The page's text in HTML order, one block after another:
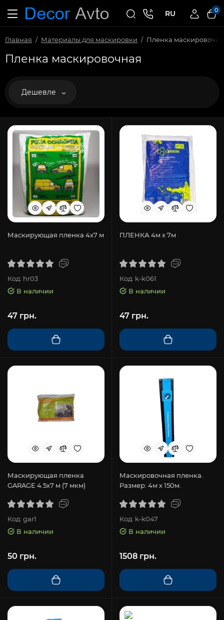
RU 0
Главная Материалы для маскировки Пленка
Пленка маскировочная
Дешевле
Маскирующая пленка 4х7 м
Код: hr03
В наличии
47 грн.
ПЛЕНКА 4м x 7м
Код: k-k061
В наличии
47 грн.
Маскирующая пленка
GARAGE 4.5х7 м (7 мкм)
Код: gar1
В наличии
50 грн.
Маскировочная пленка.
Размер: 4м х 150м.
Код: k-k047
В наличии
1508 грн.